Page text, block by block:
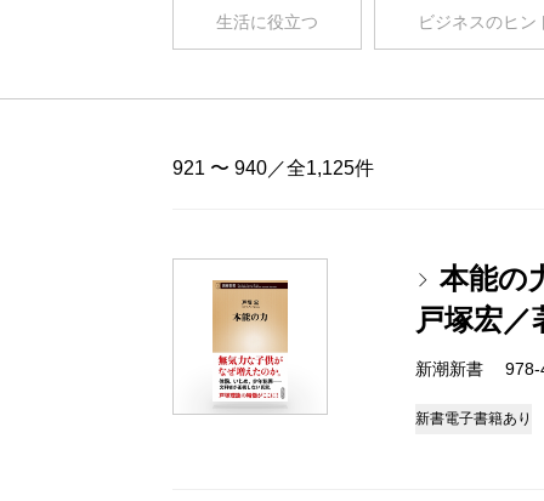
生活に役立つ ビジネスのヒン
921 〜 940／全1,125件
本能の
戸塚宏／
新潮新書
新書電子書籍あり